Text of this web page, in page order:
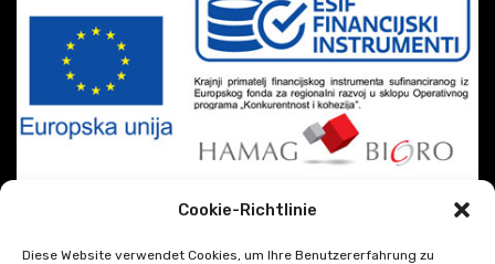
Cookie-Richtlinie
Diese Website verwendet Cookies, um Ihre Benutzererfahrung zu